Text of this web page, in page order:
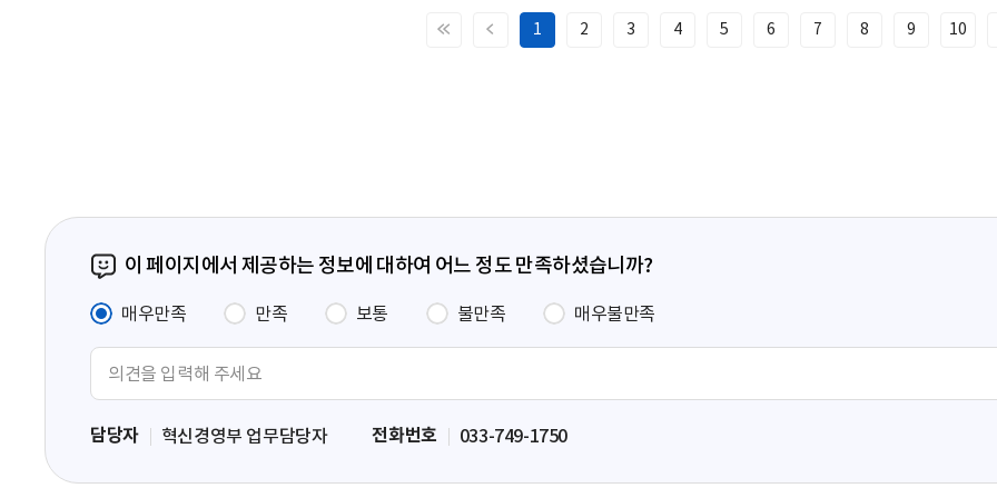
처
이
1 2 3 4 5 6 7 8 9 10
이 페이지에서 제공하는 정보에 대하여 어느 정도 만족하셨습니까?
매우만족 만족 보통 불만족 매우불만족
력
담당자 혁신경영부 업무담당자 전화번호 033-749-1750